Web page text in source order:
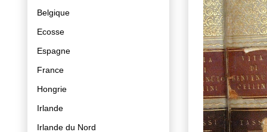
Belgique
Ecosse
Espagne
France
Hongrie
Irlande
Irlande du Nord